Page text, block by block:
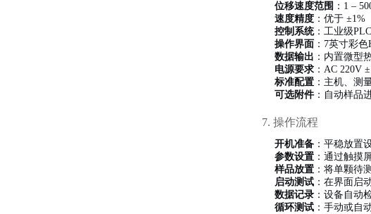
位移速度范围 ：1 –
速度精度 ：优于 ±1%
控制系统：工业级PLC
操作界面 ：7英寸彩
数据输出 ：内置微型
电源要求 ：AC 220V
标准配置 ：主机、测
可选附件 ：自动样品
7. 操作流程
开机准备 ：平稳放置
参数设置 ：通过触摸
样品放置 ：将单颗待
启动测试 ：在界面启
数据记录 ：设备自动
循环测试 ：手动或自